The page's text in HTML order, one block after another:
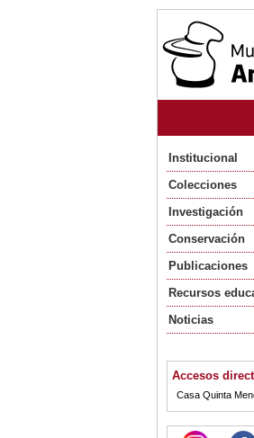
Institucional
Colecciones
Investigación
Conservación
Publicaciones
Recursos
Noticias
Accesos
Casa Quinta